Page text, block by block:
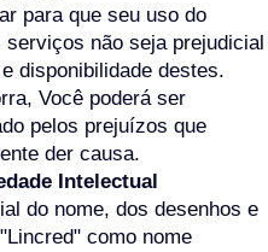
para que seu uso do
serviços não seja prejudicial
disponibilidade destes.
Você poderá ser
pelos prejuízos que
der causa.
Intelectual
do nome, dos desenhos e
como nome